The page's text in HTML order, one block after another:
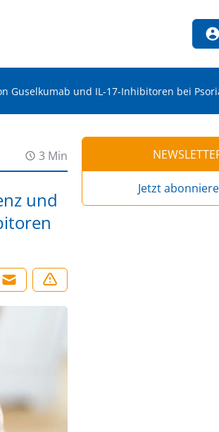
Guselkumab und IL-17-Inhibitoren bei
3 Min
und
Jetzt